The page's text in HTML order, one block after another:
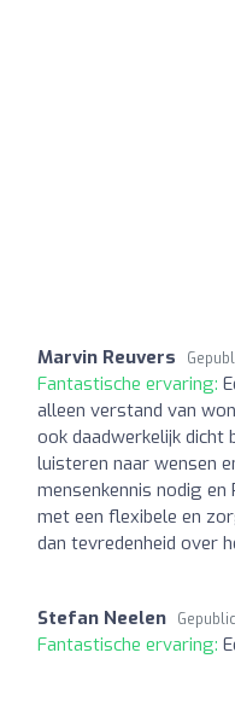
Marvin Reuvers
Fantastische ervaring:
alleen verstand van
ook daadwerkelijk dicht
luisteren naar wensen
mensenkennis nodig
met een flexibele en
dan tevredenheid over
Stefan Neelen
Fantastische ervaring: